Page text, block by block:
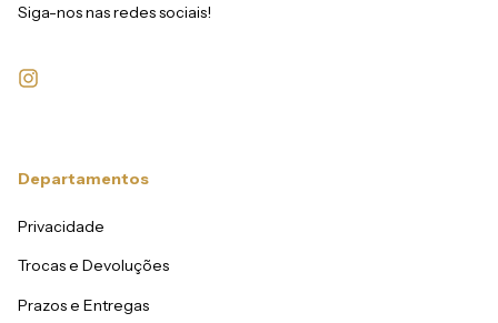
Siga-nos nas redes sociais!
Departamentos
Privacidade
Trocas e Devoluções
Prazos e Entregas